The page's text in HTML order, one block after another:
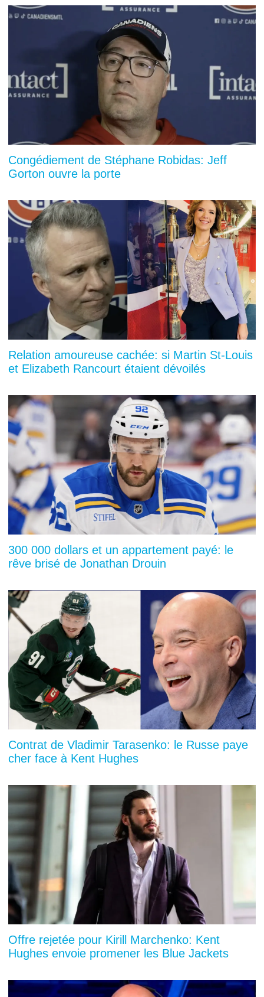
Congédiement de Stéphane Robidas: Jeff
Gorton ouvre la porte
Relation amoureuse cachée: si Martin St-Louis
et Elizabeth Rancourt étaient dévoilés
300 000 dollars et un appartement payé: le
rêve brisé de Jonathan Drouin
Contrat de Vladimir Tarasenko: le Russe paye
cher face à Kent Hughes
Offre rejetée pour Kirill Marchenko: Kent
Hughes envoie promener les Blue Jackets